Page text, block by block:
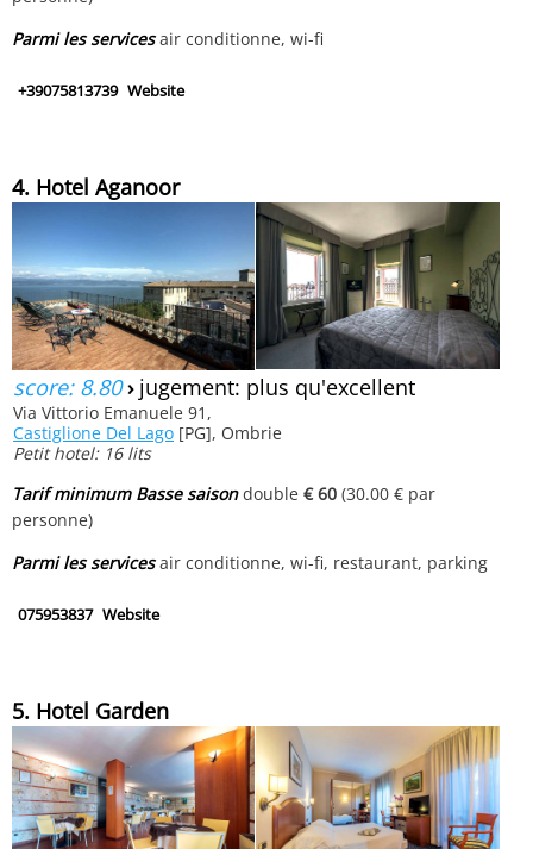
Parmi les servicesair conditionne, wi-fi
+39075813739 Website
4. Hotel Aganoor
score: 8.80› jugement: plus qu'excellent
Via Vittorio Emanuele 91,
Castiglione Del Lago [PG], Ombrie
Petit hotel: 16 lits
Tarif minimum Basse saisondouble€ 60 (30.00 € par
personne)
Parmi les servicesair conditionne, wi-fi, restaurant, parking
075953837 Website
5. Hotel Garden